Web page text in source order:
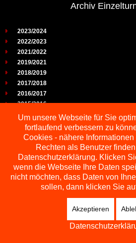
Archiv
2023/2024
2022/2023
2021/2022
2019/2021
2018/2019
2017/2018
2016/2017
2015/2016
2014/2015
2013/2014
2012/2013
2011/2012
2010/2011
2009/2010
Copyright © 2026
DESIGNED BY: AS
Um unsere Webseite für Sie
fortlaufend verbessern zu
Cookies - nähere
Rechten als Benutzer
Datenschutzerklärung. Klicken
wenn die Webseite Ihre Daten
nicht möchten, dass Daten von
sollen, dann klicken Sie
Akzeptieren